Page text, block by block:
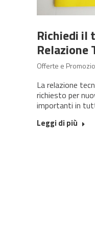
Richiedi il
Relazione
Offerte e
La relazione
richiesto per
importanti in
Leggi di più